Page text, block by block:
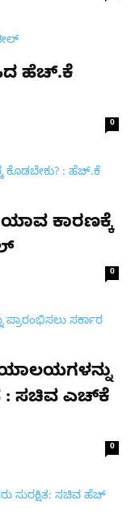
ಹೆಚ್.ಕೆ
0
ಕಾರಣಕ್ಕೆ
0
: ಸಚಿವ ಎಚ್‌ಕೆ
0